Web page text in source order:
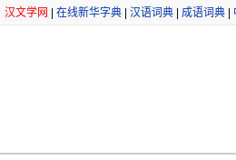
汉文学网 在线新华字典 汉语词典 成语词典